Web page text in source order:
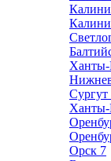
Ханты-
Сургут
Орск 7